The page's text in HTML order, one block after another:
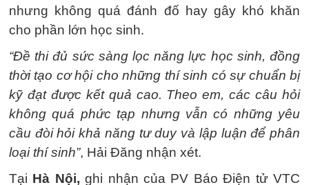
nhưng không quá đánh đố hay gây khó khăn
cho phần lớn học sinh.
“Đề thi đủ sức sàng lọc năng lực học sinh, đồng
thời tạo cơ hội cho những thí sinh có sự chuẩn bị
kỹ đạt được kết quả cao. Theo em, các câu hỏi
không quá phức tạp nhưng vẫn có những yêu
cầu đòi hỏi khả năng tư duy và lập luận để phân
loại thí sinh”, Hải Đăng nhận xét.
Tại Hà Nội,ghi nhận của PV Báo Điện tử VTC